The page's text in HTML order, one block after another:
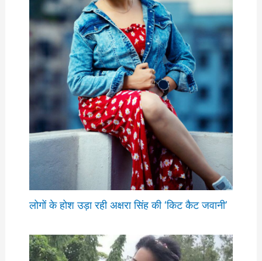
लोगों के होश उड़ा रही अक्षरा सिंह की ‘किट कैट जवानी’